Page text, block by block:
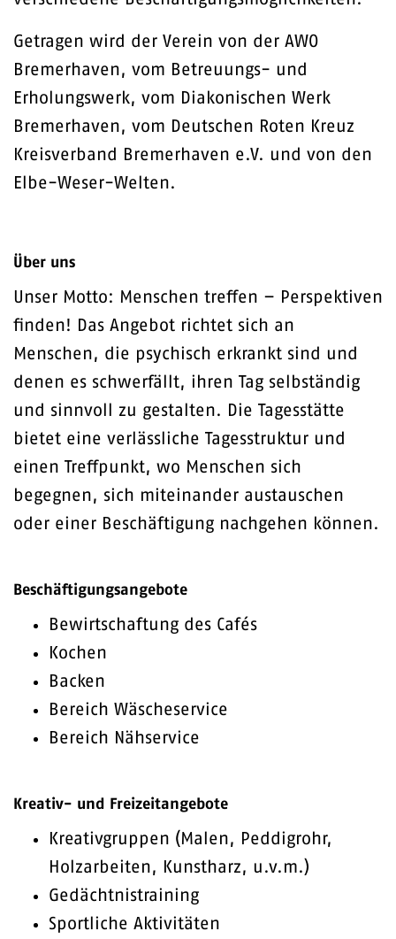
Getragen wird der Verein von der AWO
Bremerhaven, vom Betreuungs- und
Erholungswerk, vom Diakonischen Werk
Bremerhaven, vom Deutschen Roten Kreuz
Kreisverband Bremerhaven e.V. und von den
Elbe-Weser-Welten.
Über uns
Unser Motto: Menschen treffen – Perspektiven
finden! Das Angebot richtet sich an
Menschen, die psychisch erkrankt sind und
denen es schwerfällt, ihren Tag selbständig
und sinnvoll zu gestalten. Die Tagesstätte
bietet eine verlässliche Tagesstruktur und
einen Treffpunkt, wo Menschen sich
begegnen, sich miteinander austauschen
oder einer Beschäftigung nachgehen können.
Beschäftigungsangebote
Bewirtschaftung des Cafés
Kochen
Backen
Bereich Wäscheservice
Bereich Nähservice
Kreativ- und Freizeitangebote
Kreativgruppen (Malen, Peddigrohr,
Holzarbeiten, Kunstharz, u.v.m.)
Gedächtnistraining
Sportliche Aktivitäten